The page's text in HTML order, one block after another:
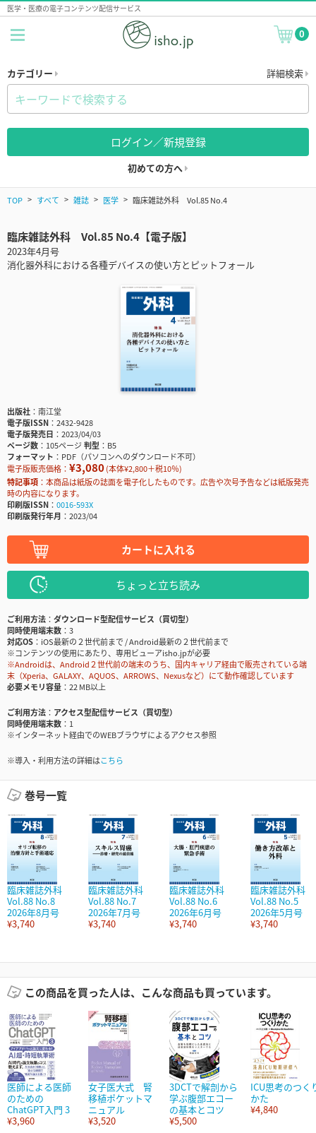
医学・医療の電子コンテンツ配信サービス
0
カテゴリー 詳細検索
ログイン／新規登録
初めての方へ
TOP すべて 雑誌 医学 臨床雑誌外科 Vol.85 No.4
臨床雑誌外科 Vol.85 No.4【電子版】
2023年4月号
消化器外科における各種デバイスの使い方とピットフォール
出版社
南江堂
電子版ISSN
2432-9428
電子版発売日
2023/04/03
ページ数
105ページ判型
B5
フォーマット
PDF（パソコンへのダウンロード不可）
電子版販売価格： ¥3,080(本体¥2,800＋税10％)
特記事項
本商品は紙版の誌面を電子化したものです。広告や次号予告などは紙版発売
時の内容になります。
印刷版ISSN
0016-593X
印刷版発行年月
2023/04
カートに入れる
ちょっと立ち読み
ご利用方法
ダウンロード型配信サービス（買切型）
同時使用端末数
3
対応OS
iOS最新の２世代前まで / Android最新の２世代前まで
※コンテンツの使用にあたり、専用ビューアisho.jpが必要
※Androidは、Android２世代前の端末のうち、国内キャリア経由で販売されている端
末（Xperia、GALAXY、AQUOS、ARROWS、Nexusなど）にて動作確認しています
必要メモリ容量
22 MB以上
ご利用方法
アクセス型配信サービス（買切型）
同時使用端末数
1
※インターネット経由でのWEBブラウザによるアクセス参照
※導入・利用方法の詳細はこちら
巻号一覧
臨床雑誌外科
Vol.88 No.8
2026年8月号
¥3,740
臨床雑誌外科
Vol.88 No.7
2026年7月号
¥3,740
臨床雑誌外科
Vol.88 No.6
2026年6月号
¥3,740
臨床雑誌外科
Vol.88 No.5
2026年5月号
¥3,740
この商品を買った人は、こんな商品も買っています。
医師による医師
のための
ChatGPT入門 3
¥3,960
女子医大式 腎
移植ポケットマ
ニュアル
¥3,520
3DCTで解剖から
学ぶ腹部エコー
の基本とコツ
¥5,500
ICU思考のつく
かた
¥4,840